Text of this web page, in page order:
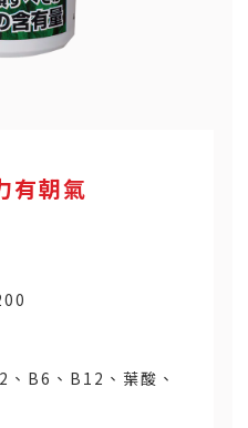
有朝氣
B6、B12、葉酸、